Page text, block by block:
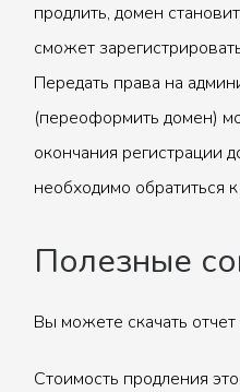
продлить, домен
сможет
Передать права на
(переоформить домен)
окончания регистрации
необходимо обратиться
Полезные
Вы можете скачать отчет
Стоимость продления